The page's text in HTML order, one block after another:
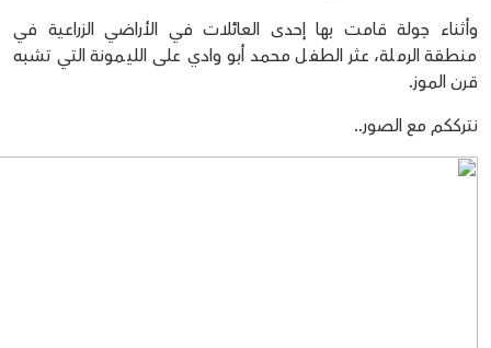
وأثناء جولة قامت بها إحدى العائلات في الأراضي الزراعية في
منطقة الرملة، عثر الطفل محمد أبو وادي على الليمونة التي تشبه
قرن الموز.
نترككم مع الصور..